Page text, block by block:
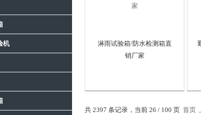
机
淋雨试验箱/防水检测箱直
销厂家
共 2397 条记录，当前 26 / 100 页 首页